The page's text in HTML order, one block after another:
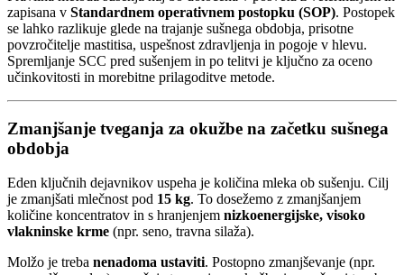
zapisana v Standardnem operativnem postopku (SOP). Postopek
se lahko razlikuje glede na trajanje sušnega obdobja, prisotne
povzročitelje mastitisa, uspešnost zdravljenja in pogoje v hlevu.
Spremljanje SCC pred sušenjem in po telitvi je ključno za oceno
učinkovitosti in morebitne prilagoditve metode.
Zmanjšanje tveganja za okužbe na začetku sušnega
obdobja
Eden ključnih dejavnikov uspeha je količina mleka ob sušenju. Cilj
je zmanjšati mlečnost pod 15 kg. To dosežemo z zmanjšanjem
količine koncentratov in s hranjenjem nizkoenergijske, visoko
vlakninske krme (npr. seno, travna silaža).
Molžo je treba nenadoma ustaviti. Postopno zmanjševanje (npr.